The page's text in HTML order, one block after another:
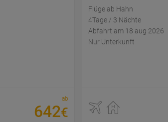
ab
642€
Flüge ab Hahn
4Tage / 3 Nächte
Abfahrt am 18 aug 2026
Nur Unterkunft